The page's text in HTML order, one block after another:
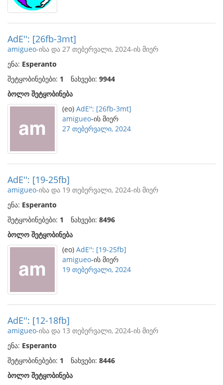
AdE'': [26fb-3mt]
amigueo-ისა და 27 თებერვალი, 2024-ის მიერ
ენა: Esperanto
შეტყობინებები: 1 ნახვები: 9944
ბოლო შეტყობინება
(eo) AdE'': [26fb-3mt]
amigueo-ის მიერ
27 თებერვალი, 2024
AdE'': [19-25fb]
amigueo-ისა და 19 თებერვალი, 2024-ის მიერ
ენა: Esperanto
შეტყობინებები: 1 ნახვები: 8496
ბოლო შეტყობინება
(eo) AdE'': [19-25fb]
amigueo-ის მიერ
19 თებერვალი, 2024
AdE'': [12-18fb]
amigueo-ისა და 13 თებერვალი, 2024-ის მიერ
ენა: Esperanto
შეტყობინებები: 1 ნახვები: 8446
ბოლო შეტყობინება